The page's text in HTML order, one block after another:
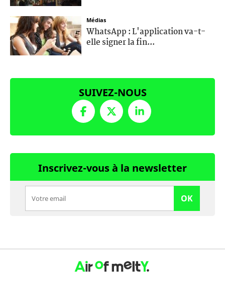
Médias
WhatsApp : L'application va-t-
elle signer la fin...
SUIVEZ-NOUS
Inscrivez-vous à la newsletter
OK